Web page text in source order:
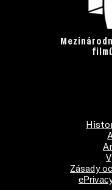
Zásady